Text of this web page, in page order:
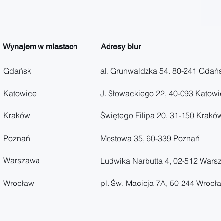
Wynajem w miastach
Gdańsk
Adresy biur
al. Grunwaldzka 54, 80-241
Katowice
Kraków
Poznań
Warszawa
Wrocław
J. Słowackiego 22, 40-093
Świętego Filipa 20, 31-150
Mostowa 35, 60-339 Poznań
Ludwika Narbutta 4, 02-512
pl. Św. Macieja 7A, 50-244